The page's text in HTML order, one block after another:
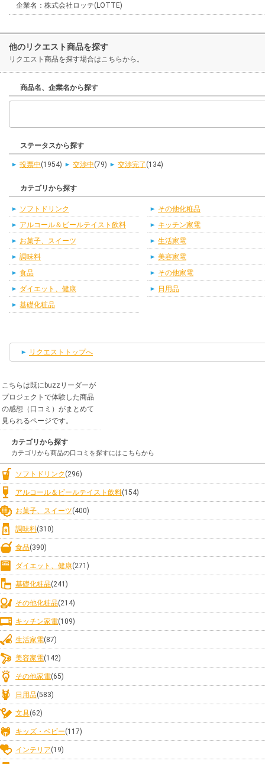
企業名：株式会社ロッテ(LOTTE)
他のリクエスト商品を探す
リクエスト商品を探す場合はこちらから。
商品名、企業名から探す
ステータスから探す
投票中(1954) 交渉中(79) 交渉完了 (134)
カテゴリから探す
ソフトドリンク
アルコール＆ビールテイスト飲料
お菓子、スイーツ
調味料
食品
ダイエット、健康
基礎化粧品
その他化粧品
キッチン家電
生活家電
美容家電
その他家電
日用品
リクエストトップへ
こちらは既にbuzzリーダーが
プロジェクトで体験した商品
の感想（口コミ）がまとめて
見られるページです。
カテゴリから探す
カテゴリから商品の口コミを探すにはこちらから
ソフトドリンク (296)
アルコール＆ビールテイスト飲料(154)
お菓子、スイーツ(400)
調味料(310)
食品(390)
ダイエット、健康(271)
基礎化粧品(241)
その他化粧品(214)
キッチン家電(109)
生活家電(87)
美容家電(142)
その他家電(65)
日用品(583)
文具(62)
キッズ・ベビー(117)
インテリア(19)